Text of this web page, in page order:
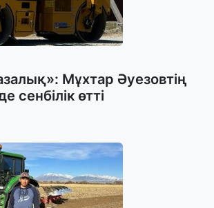
Мұхтар Әуезовтің
сенбілік өтті